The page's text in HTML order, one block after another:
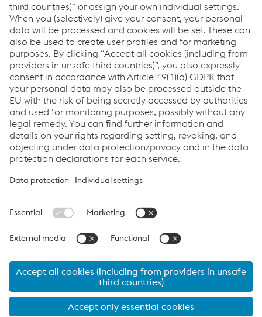
Prodaja oddelka za varnost v cestnem prometu –
Mednarodna
Mob+420/722/917516
Pošlji elektronski dopis
Links
Career
General Terms & Conditions
Terms & Conditions of Purchase
Code of Conduct
Data protection
Cookie settings
Language